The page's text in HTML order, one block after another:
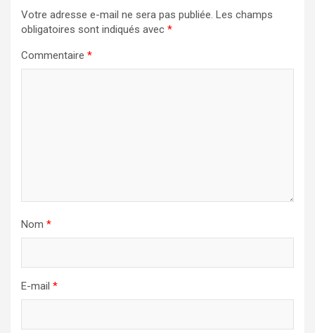
Votre adresse e-mail ne sera pas publiée. Les champs
obligatoires sont indiqués avec *
Commentaire *
Nom *
E-mail *